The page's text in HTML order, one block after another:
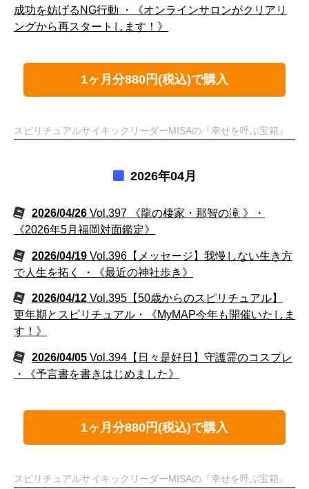
成功を妨げるNG行動 ・《オンラインサロンがクリアリ
ングから再スタートします！》
1ヶ月分880円(税込)で購入
スピリチュアルサイキックリーダーMISAの『幸せを呼ぶ宝箱』
2026年04月
2026/04/26 Vol.397 《龍の棲家・那智の滝 》・
《2026年5月福岡対面鑑定》
2026/04/19 Vol.396【メッセージ】我慢しない生き方
で人生を拓く ・《最近の神社歩き》
2026/04/12 Vol.395【50歳からのスピリチュアル】
更年期とスピリチュアル・《MyMAP今年も開催いたしま
す！》
2026/04/05 Vol.394【日々是好日】守護霊のコスプレ
・《予言書を書きはじめました》
1ヶ月分880円(税込)で購入
スピリチュアルサイキックリーダーMISAの『幸せを呼ぶ宝箱』